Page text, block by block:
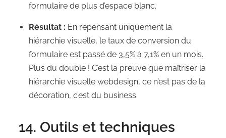
formulaire de plus d’espace blanc.
Résultat : En repensant uniquement la
hiérarchie visuelle, le taux de conversion du
formulaire est passé de 3,5% à 7,1% en un mois.
Plus du double ! C’est la preuve que maîtriser la
hiérarchie visuelle webdesign, ce n’est pas de la
décoration, c’est du business.
14. Outils et techniques